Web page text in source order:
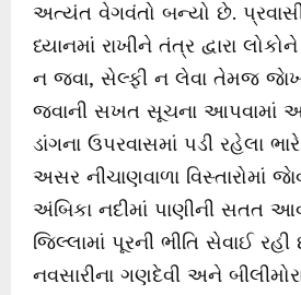
અત્યંત વેગવંતો બન્યો છે.
ધ્યાનમાં રાખીને તંત્ર દ્વારા
ન જવા, સેલ્ફી ન લેવા તેમજ
જવાની સખત સૂચના આપવામાં
ડાંગના ઉપરવાસમાં પડી રહેલા
અસર નીચાણવાળા વિસ્તારોમાં
અંબિકા નદીમાં પાણીની સતત
જિલ્લામાં પૂરની ભીતિ સેવાઈ
નવસારીના ગણદેવી અને